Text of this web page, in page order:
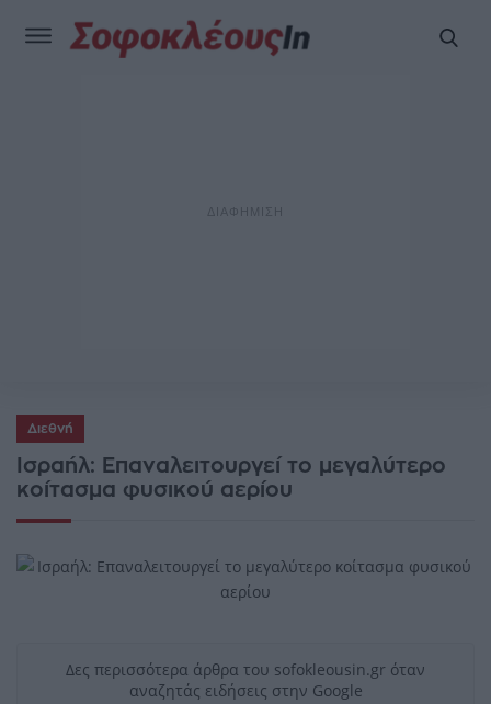
Διεθνή
Ισραήλ: Επαναλειτουργεί το μεγαλύτερο
κοίτασμα φυσικού αερίου
Δες περισσότερα άρθρα του sofokleousin.gr όταν
αναζητάς ειδήσεις στην Google